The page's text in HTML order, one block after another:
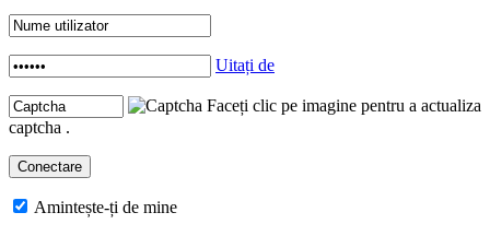
Uitați de
Faceți clic pe imagine pentru a actualiza
captcha .
Amintește-ți de mine